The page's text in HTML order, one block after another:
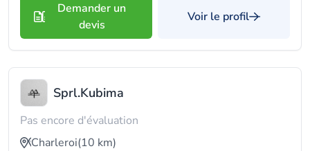
Demander un
devis
Voir le profil
Sprl.Kubima
Pas encore d'évaluation
Charleroi(10 km)